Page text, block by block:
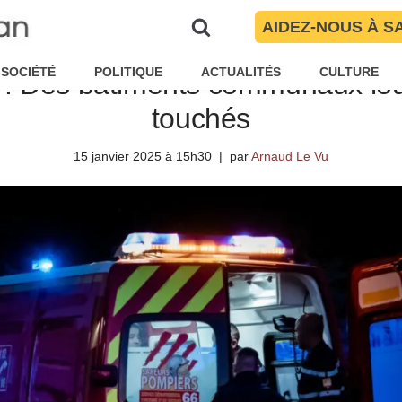
AIDEZ-NOUS À
SOCIÉTÉ POLITIQUE ACTUALITÉS CULTURE
Des bâtiments communaux
touchés
15 janvier 2025 à 15h30 parArnaud Le Vu